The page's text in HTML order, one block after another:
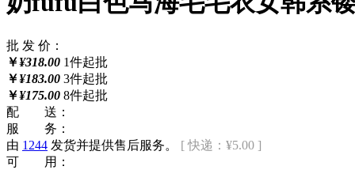
批 发 价：
￥¥318.00 1件起批
￥¥183.00 3件起批
￥¥175.00 8件起批
配 送：
服 务：
由 1244 发货并提供售后服务。 [ 快递：¥5.00 ]
可 用：